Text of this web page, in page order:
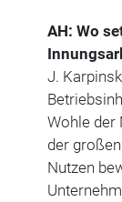
AH: Wo
J.
Wohle der
der
Nutzen